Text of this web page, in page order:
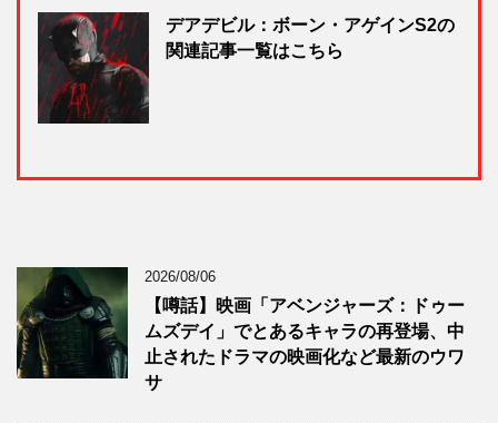
デアデビル：ボーン・アゲインS2の
関連記事一覧はこちら
2026/08/06
【噂話】映画「アベンジャーズ：ドゥー
ムズデイ」でとあるキャラの再登場、中
止されたドラマの映画化など最新のウワ
サ